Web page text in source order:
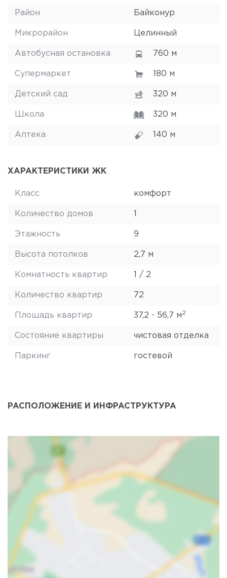
Район Байконур
Микрорайон Целинный
Автобусная остановка 760 м
Супермаркет 180 м
Детский сад 320 м
Школа 320 м
Аптека 140 м
ХАРАКТЕРИСТИКИ ЖК
Класс комфорт
Количество домов
Этажность 9
Высота потолков 2,7 м
Комнатность квартир 1 / 2
Количество квартир 72
Площадь квартир 37,2 - 56,7 м2
Состояние квартиры чистовая отделка
Паркинг гостевой
РАСПОЛОЖЕНИЕ И ИНФРАСТРУКТУРА